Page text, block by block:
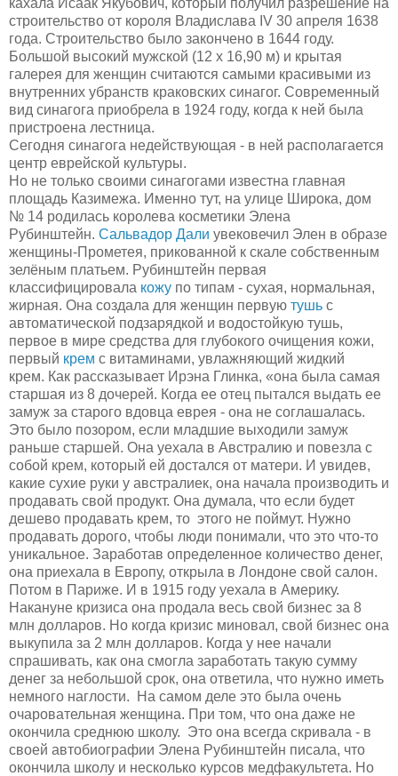
строительство от короля Владислава IV 30 апреля 1638
года. Строительство было закончено в 1644 году.
Большой высокий мужской (12 х 16,90 м) и крытая
галерея для женщин считаются самыми красивыми из
внутренних убранств краковских синагог. Современный
вид синагога приобрела в 1924 году, когда к ней была
пристроена лестница.
Сегодня синагога недействующая - в ней располагается
центр еврейской культуры.
Но не только своими синагогами известна главная
площадь Казимежа. Именно тут, на улице Широка, дом
№ 14 родилась королева косметики Элена
Рубинштейн. Сальвадор Дали увековечил Элен в образе
женщины-Прометея, прикованной к скале собственным
зелёным платьем. Рубинштейн первая
классифицировала кожу по типам - сухая, нормальная,
жирная. Она создала для женщин первую тушь с
автоматической подзарядкой и водостойкую тушь,
первое в мире средства для глубокого очищения кожи,
первый крем с витаминами, увлажняющий жидкий
крем. Как рассказывает Ирэна Глинка, «она была самая
старшая из 8 дочерей. Когда ее отец пытался выдать ее
замуж за старого вдовца еврея - она не соглашалась.
Это было позором, если младшие выходили замуж
раньше старшей. Она уехала в Австралию и повезла с
собой крем, который ей достался от матери. И увидев,
какие сухие руки у австралиек, она начала производить и
продавать свой продукт. Она думала, что если будет
дешево продавать крем, то этого не поймут. Нужно
продавать дорого, чтобы люди понимали, что это что-то
уникальное. Заработав определенное количество денег,
она приехала в Европу, открыла в Лондоне свой салон.
Потом в Париже. И в 1915 году уехала в Америку.
Накануне кризиса она продала весь свой бизнес за 8
млн долларов. Но когда кризис миновал, свой бизнес она
выкупила за 2 млн долларов. Когда у нее начали
спрашивать, как она смогла заработать такую сумму
денег за небольшой срок, она ответила, что нужно иметь
немного наглости. На самом деле это была очень
очаровательная женщина. При том, что она даже не
окончила среднюю школу. Это она всегда скривала - в
своей автобиографии Элена Рубинштейн писала, что
окончила школу и несколько курсов медфакультета. Но